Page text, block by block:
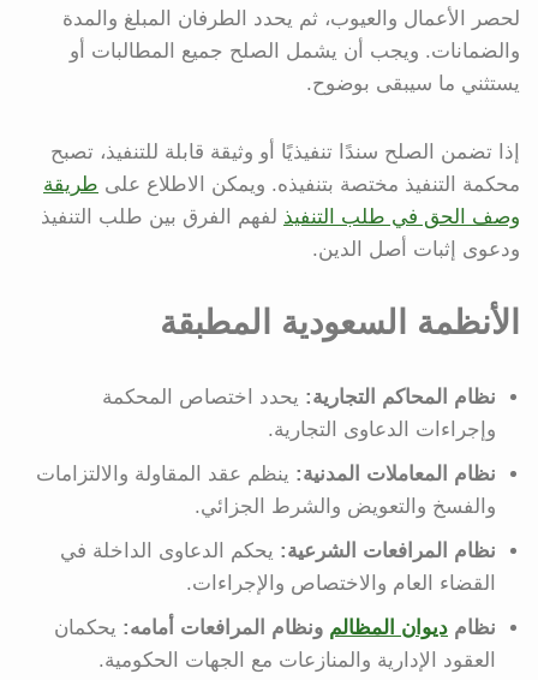
لحصر الأعمال والعيوب، ثم يحدد الطرفان المبلغ والمدة
والضمانات. ويجب أن يشمل الصلح جميع المطالبات أو
يستثني ما سيبقى بوضوح.
إذا تضمن الصلح سندًا تنفيذيًا أو وثيقة قابلة للتنفيذ، تصبح
محكمة التنفيذ مختصة بتنفيذه. ويمكن الاطلاع على طريقة
وصف الحق في طلب التنفيذ لفهم الفرق بين طلب التنفيذ
ودعوى إثبات أصل الدين.
الأنظمة السعودية المطبقة
نظام المحاكم التجارية: يحدد اختصاص المحكمة
وإجراءات الدعاوى التجارية.
نظام المعاملات المدنية: ينظم عقد المقاولة والالتزامات
والفسخ والتعويض والشرط الجزائي.
نظام المرافعات الشرعية: يحكم الدعاوى الداخلة في
القضاء العام والاختصاص والإجراءات.
نظام ديوان المظالم ونظام المرافعات أمامه: يحكمان
العقود الإدارية والمنازعات مع الجهات الحكومية.